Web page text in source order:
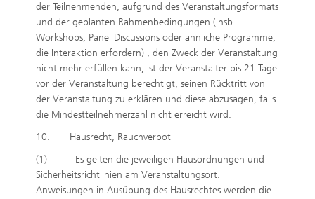
der Teilnehmenden, aufgrund des Veranstaltungsformats
und der geplanten Rahmenbedingungen (insb.
Workshops, Panel Discussions oder ähnliche Programme,
die Interaktion erfordern) , den Zweck der Veranstaltung
nicht mehr erfüllen kann, ist der Veranstalter bis 21 Tage
vor der Veranstaltung berechtigt, seinen Rücktritt von
der Veranstaltung zu erklären und diese abzusagen, falls
die Mindestteilnehmerzahl nicht erreicht wird.
10. Hausrecht, Rauchverbot
(1) Es gelten die jeweiligen Hausordnungen und
Sicherheitsrichtlinien am Veranstaltungsort.
Anweisungen in Ausübung des Hausrechtes werden die